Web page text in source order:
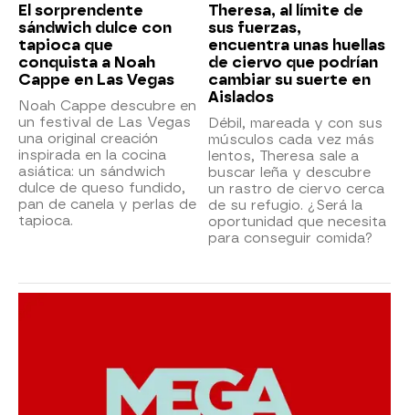
El sorprendente
sándwich dulce con
tapioca que
conquista a Noah
Cappe en Las Vegas
Noah Cappe descubre en
un festival de Las Vegas
una original creación
inspirada en la cocina
asiática: un sándwich
dulce de queso fundido,
pan de canela y perlas de
tapioca.
Theresa, al límite de
sus fuerzas,
encuentra unas huellas
de ciervo que podrían
cambiar su suerte en
Aislados
Débil, mareada y con sus
músculos cada vez más
lentos, Theresa sale a
buscar leña y descubre
un rastro de ciervo cerca
de su refugio. ¿Será la
oportunidad que necesita
para conseguir comida?